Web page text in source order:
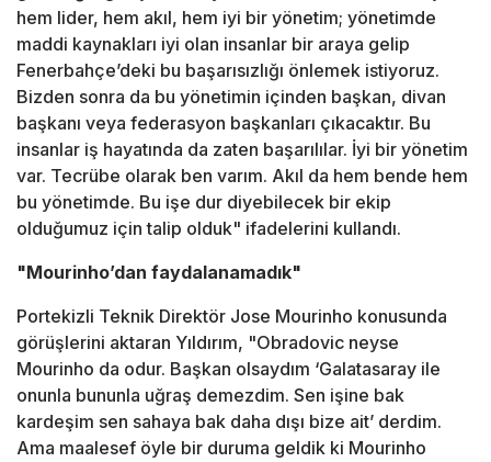
hem lider, hem akıl, hem iyi bir yönetim; yönetimde
maddi kaynakları iyi olan insanlar bir araya gelip
Fenerbahçe’deki bu başarısızlığı önlemek istiyoruz.
Bizden sonra da bu yönetimin içinden başkan, divan
başkanı veya federasyon başkanları çıkacaktır. Bu
insanlar iş hayatında da zaten başarılılar. İyi bir yönetim
var. Tecrübe olarak ben varım. Akıl da hem bende hem
bu yönetimde. Bu işe dur diyebilecek bir ekip
olduğumuz için talip olduk" ifadelerini kullandı.
"Mourinho’dan faydalanamadık"
Portekizli Teknik Direktör Jose Mourinho konusunda
görüşlerini aktaran Yıldırım, "Obradovic neyse
Mourinho da odur. Başkan olsaydım ‘Galatasaray ile
onunla bununla uğraş demezdim. Sen işine bak
kardeşim sen sahaya bak daha dışı bize ait’ derdim.
Ama maalesef öyle bir duruma geldik ki Mourinho